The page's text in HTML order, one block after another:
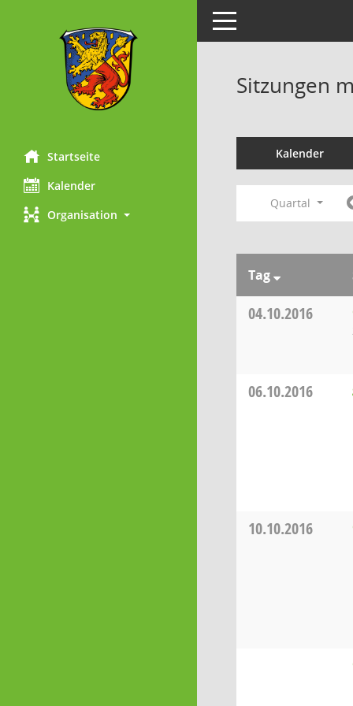
Startseite
Kalender
Organisation
Toggle navigation
Sitzungen
Kalender
Quartal
Tag
04.10.2016
06.10.2016
10.10.2016